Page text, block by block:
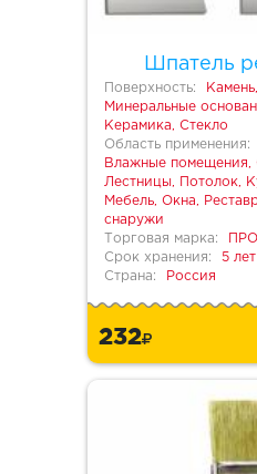
Шпатель
Поверхность:
Минеральные
Керамика, Стекло
Область применения:
Влажные помещения,
Лестницы, Потолок,
Мебель, Окна,
снаружи
Торговая марка:
Срок хранения:
5 лет
Страна:
Россия
232